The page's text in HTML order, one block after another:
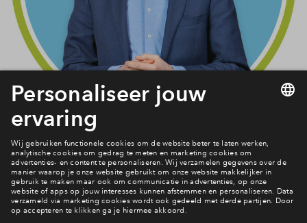
Naar het nieuwsoverzicht